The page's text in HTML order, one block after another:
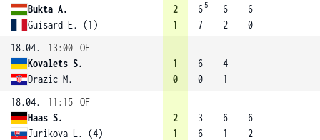
Bukta A.
Guisard E. (1)
2
1
6 5
7
6
2
6
0
18.04.
13:00 OF
Kovalets S.
Drazic M.
1
0
6
0
4
1
18.04.
11:15 OF
Haas S.
Jurikova L. (4)
2
1
3
6
6
1
6
2